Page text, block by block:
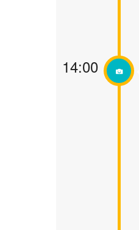
14:00